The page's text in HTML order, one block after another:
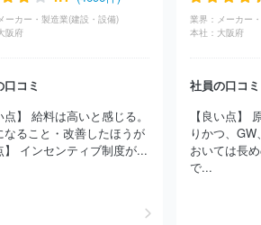
株式会社大林組 鉄建建設株式会社
式会社ダイキンアプライドシステムズ
東
株式会社サンテック
タマホーム株式
ショーボンド建設株式会社
日本コムシス
会社 株式会社フジタ
三菱電機ビルソリ
株式会社太平エンジニアリング
株式会社
日本電設工業株式
ーカー・製造業(建設・設備)
阪府
コミ
点】 給料は高いと感じる。
なること・改善したほうが
】 インセンティブ制度が...
業界：
本社： 大阪府
社員の口コミ
【良い点】
りかつ、
おいては長
で...